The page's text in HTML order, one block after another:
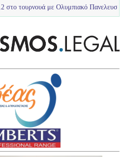
Ολυμπιακό Πανελευσινιακό και